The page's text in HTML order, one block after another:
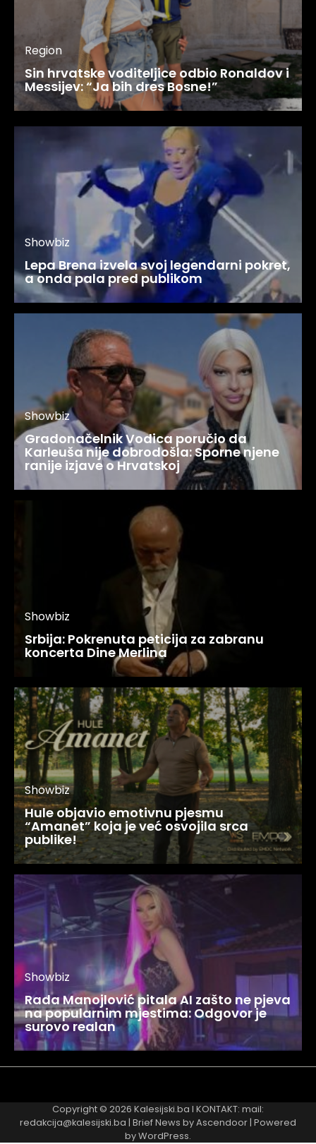
Region
Sin hrvatske voditeljice odbio Ronaldov i
Messijev: “Ja bih dres Bosne!”
Showbiz
Lepa Brena izvela svoj legendarni pokret,
a onda pala pred publikom
Showbiz
Gradonačelnik Vodica poručio da
Karleuša nije dobrodošla: Sporne njene
ranije izjave o Hrvatskoj
Showbiz
Srbija: Pokrenuta peticija za zabranu
koncerta Dine Merlina
Showbiz
Hule objavio emotivnu pjesmu
“Amanet” koja je već osvojila srca
publike!
Showbiz
Rada Manojlović pitala AI zašto ne pjeva
na popularnim mjestima: Odgovor je
surovo realan
Copyright © 2026 Kalesijski.ba I KONTAKT: mail:
redakcija@kalesijski.ba | Brief News byAscendoor | Powered
byWordPress.